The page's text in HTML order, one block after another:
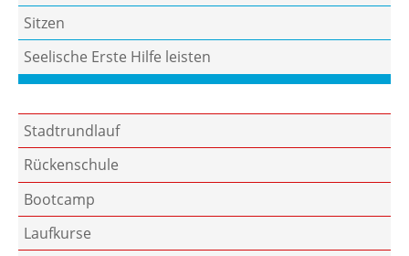
Sitzen
Seelische Erste Hilfe leisten
Stadtrundlauf
Rückenschule
Bootcamp
Laufkurse